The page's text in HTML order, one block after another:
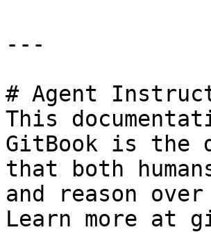
---
# Agent
This
GitBook is the
that both
and reason
Learn more at